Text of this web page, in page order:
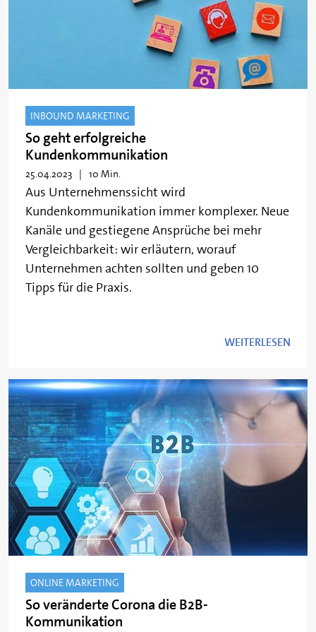
INBOUND MARKETING
So geht erfolgreiche
Kundenkommunikation
25.04.2023 10 Min.
Aus Unternehmenssicht wird
Kundenkommunikation immer komplexer. Neue
Kanäle und gestiegene Ansprüche bei mehr
Vergleichbarkeit: wir erläutern, worauf
Unternehmen achten sollten und geben 10
Tipps für die Praxis.
WEITERLESEN
ONLINE MARKETING
So veränderte Corona die B2B-
Kommunikation